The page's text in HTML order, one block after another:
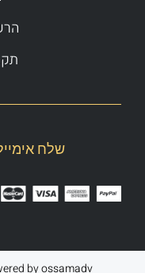
שלח
byossamadv